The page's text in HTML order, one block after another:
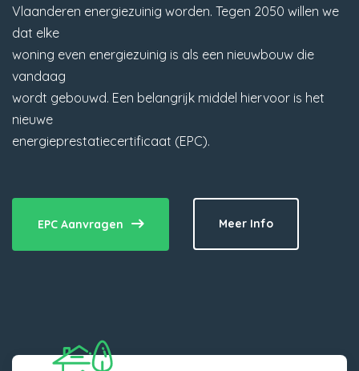
Vlaanderen energiezuinig worden. Tegen 2050 willen we
dat elke
woning even energiezuinig is als een nieuwbouw die
vandaag
wordt gebouwd. Een belangrijk middel hiervoor is het
nieuwe
energieprestatiecertificaat (EPC).
EPC Aanvragen Meer Info